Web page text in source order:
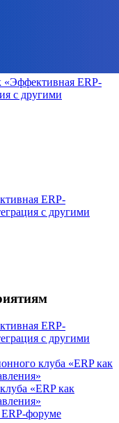
«Эффективная ERP-
с другими
ERP-
с другими
ERP-
с другими
клуба «ERP как
«ERP как
форуме